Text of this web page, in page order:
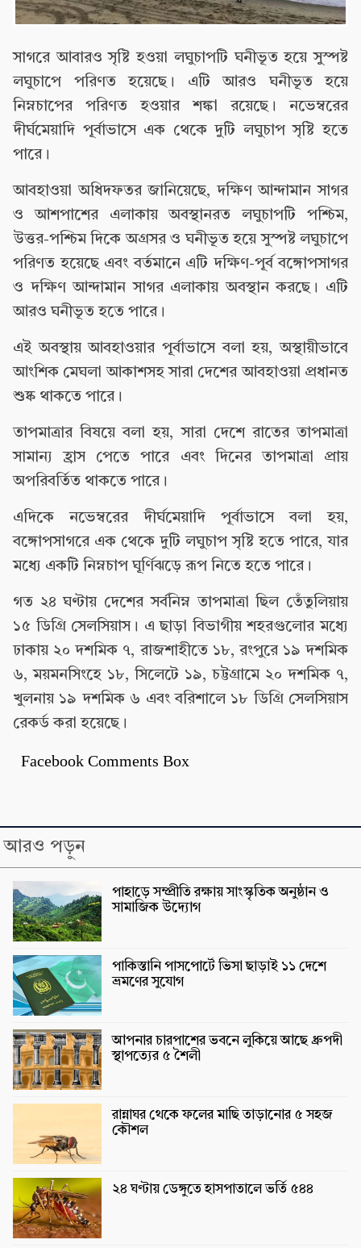
সাগরে আবারও সৃষ্টি হওয়া লঘুচাপটি ঘনীভূত হয়ে সুস্পষ্ট
লঘুচাপে পরিণত হয়েছে। এটি আরও ঘনীভূত হয়ে
নিম্নচাপের পরিণত হওয়ার শঙ্কা রয়েছে। নভেম্বরের
দীর্ঘমেয়াদি পূর্বাভাসে এক থেকে দুটি লঘুচাপ সৃষ্টি হতে
পারে।
আবহাওয়া অধিদফতর জানিয়েছে, দক্ষিণ আন্দামান সাগর
ও আশপাশের এলাকায় অবস্থানরত লঘুচাপটি পশ্চিম,
উত্তর-পশ্চিম দিকে অগ্রসর ও ঘনীভূত হয়ে সুস্পষ্ট লঘুচাপে
পরিণত হয়েছে এবং বর্তমানে এটি দক্ষিণ-পূর্ব বঙ্গোপসাগর
ও দক্ষিণ আন্দামান সাগর এলাকায় অবস্থান করছে। এটি
আরও ঘনীভূত হতে পারে।
এই অবস্থায় আবহাওয়ার পূর্বাভাসে বলা হয়, অস্থায়ীভাবে
আংশিক মেঘলা আকাশসহ সারা দেশের আবহাওয়া প্রধানত
শুষ্ক থাকতে পারে।
তাপমাত্রার বিষয়ে বলা হয়, সারা দেশে রাতের তাপমাত্রা
সামান্য হ্রাস পেতে পারে এবং দিনের তাপমাত্রা প্রায়
অপরিবর্তিত থাকতে পারে।
এদিকে নভেম্বরের দীর্ঘমেয়াদি পূর্বাভাসে বলা হয়,
বঙ্গোপসাগরে এক থেকে দুটি লঘুচাপ সৃষ্টি হতে পারে, যার
মধ্যে একটি নিম্নচাপ ঘূর্ণিঝড়ে রূপ নিতে হতে পারে।
গত ২৪ ঘণ্টায় দেশের সর্বনিম্ন তাপমাত্রা ছিল তেঁতুলিয়ায়
১৫ ডিগ্রি সেলসিয়াস। এ ছাড়া বিভাগীয় শহরগুলোর মধ্যে
ঢাকায় ২০ দশমিক ৭, রাজশাহীতে ১৮, রংপুরে ১৯ দশমিক
৬, ময়মনসিংহে ১৮, সিলেটে ১৯, চট্টগ্রামে ২০ দশমিক ৭,
খুলনায় ১৯ দশমিক ৬ এবং বরিশালে ১৮ ডিগ্রি সেলসিয়াস
রেকর্ড করা হয়েছে।
Facebook Comments Box
আরও পড়ুন
পাহাড়ে সম্প্রীতি রক্ষায় সাংস্কৃতিক অনুষ্ঠান ও
সামাজিক উদ্যোগ
পাকিস্তানি পাসপোর্টে ভিসা ছাড়াই ১১ দেশে
ভ্রমণের সুযোগ
আপনার চারপাশের ভবনে লুকিয়ে আছে ধ্রুপদী
স্থাপত্যের ৫ শৈলী
রান্নাঘর থেকে ফলের মাছি তাড়ানোর ৫ সহজ
কৌশল
২৪ ঘণ্টায় ডেঙ্গুতে হাসপাতালে ভর্তি ৫৪৪